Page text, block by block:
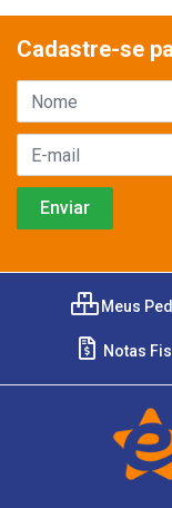
Cadastre-se
Meus
Notas